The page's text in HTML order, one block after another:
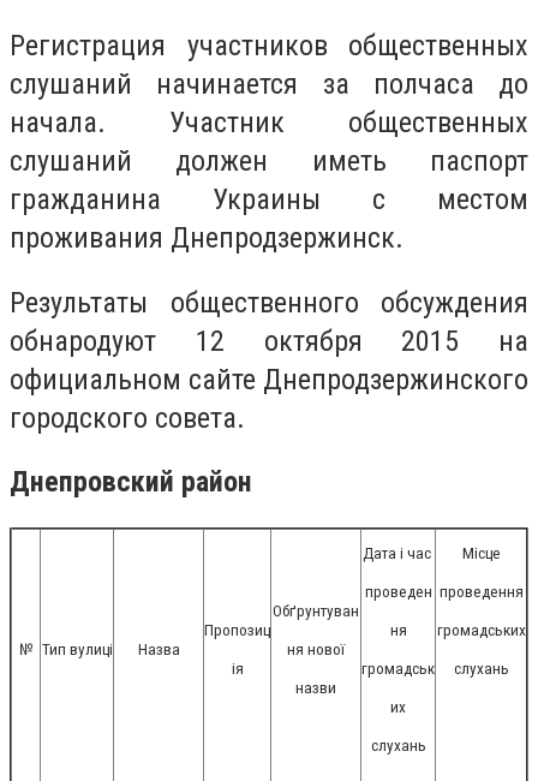
Регистрация участников общественных
слушаний начинается за полчаса до
начала. Участник общественных
слушаний должен иметь паспорт
гражданина Украины с местом
проживания Днепродзержинск.
Результаты общественного обсуждения
обнародуют 12 октября 2015 на
официальном сайте Днепродзержинского
городского совета.
Днепровский район
№ Тип вулиці Назва
Пропозиц
ія
Обґрунтуван
ня нової
назви
Дата і час
проведен
ня
громадськ
их
слухань
Місце
проведення
громадських
слухань